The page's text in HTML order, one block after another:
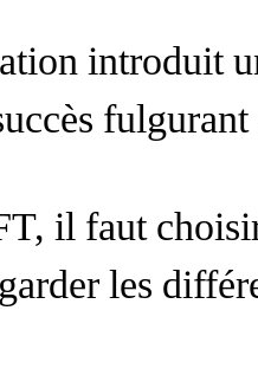
introduit
il faut
les